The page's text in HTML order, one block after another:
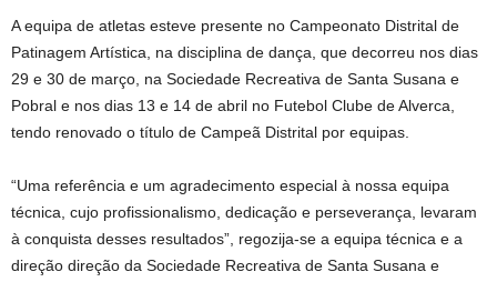
A equipa de atletas esteve presente no Campeonato Distrital de
Patinagem Artística, na disciplina de dança, que decorreu nos dias
29 e 30 de março, na Sociedade Recreativa de Santa Susana e
Pobral e nos dias 13 e 14 de abril no Futebol Clube de Alverca,
tendo renovado o título de Campeã Distrital por equipas.
“Uma referência e um agradecimento especial à nossa equipa
técnica, cujo profissionalismo, dedicação e perseverança, levaram
à conquista desses resultados”, regozija-se a equipa técnica e a
direção direção da Sociedade Recreativa de Santa Susana e